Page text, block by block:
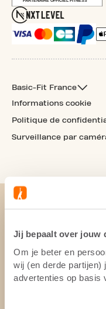
Jij bepaalt over jouw
Om je beter en
wij (en derde partijen)
advertenties op basis
Basic-Fit France
Informations cookie
Politique de
Surveillance par